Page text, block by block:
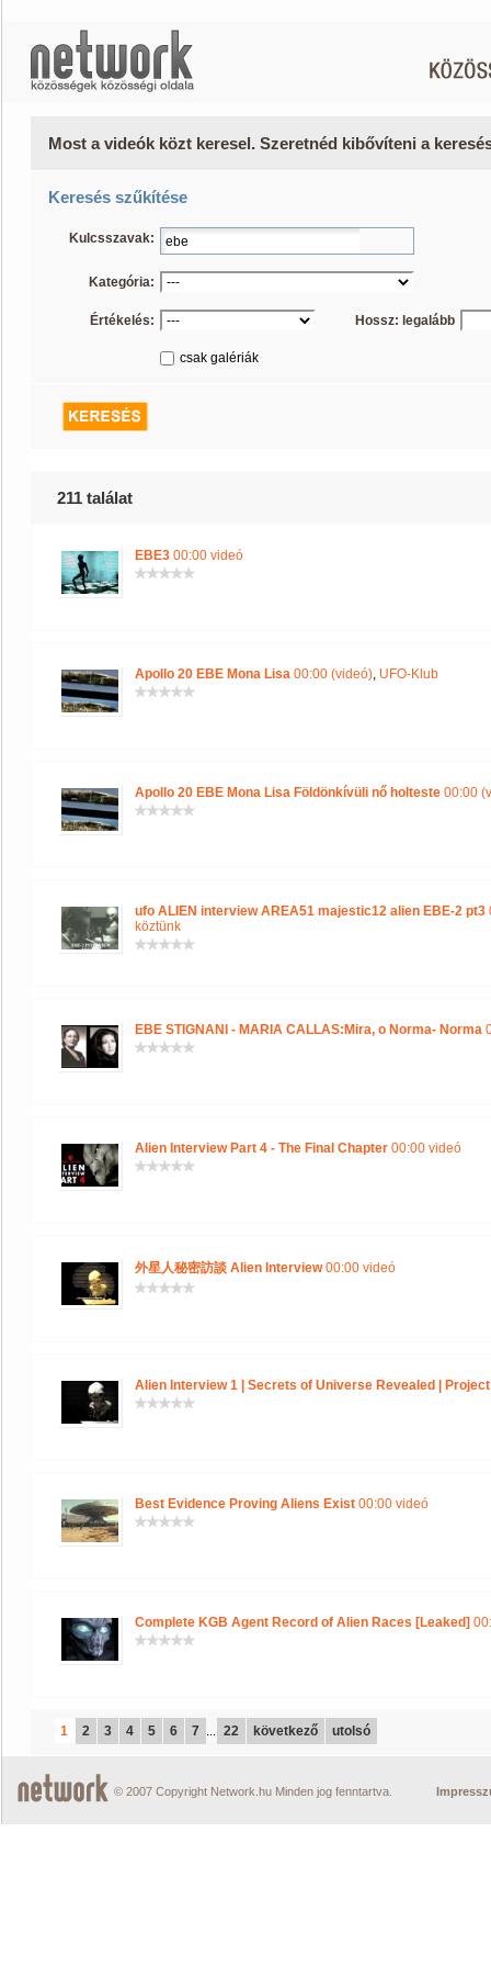
Most a videók közt keresel. Szeretnéd kibővíteni a
Keresés szűkítése
Kulcsszavak:
Kategória:
Értékelés: Hossz: legalább
csak galériák
211 találat
EBE3 00:00 videó
Apollo 20 EBE Mona Lisa 00:00 (videó), UFO-Klub
Apollo 20 EBE Mona Lisa Földönkívüli nő holteste 00:00
ufo ALIEN interview AREA51 majestic12 alien EBE-2 pt3
köztünk
EBE STIGNANI - MARIA CALLAS:Mira, o Norma- Norma
Alien Interview Part 4 - The Final Chapter 00:00 videó
外星人秘密訪談 Alien Interview00:00 videó
Alien Interview 1 | Secrets of Universe Revealed |
Best Evidence Proving Aliens Exist 00:00 videó
Complete KGB Agent Record of Alien Races [Leaked]
1 2 3 4 5 6 7 ... 22 következő utolsó
© 2007 Copyright Network.hu Minden jog fenntartva.